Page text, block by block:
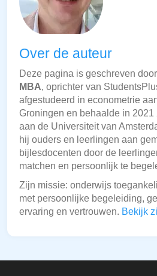
Over de auteur
Deze pagina is geschreven door
MBA, oprichter van
afgestudeerd in econometrie
Groningen en behaalde in
aan de Universiteit van
hij ouders en leerlingen aan
bijlesdocenten door de
matchen en persoonlijk te
Zijn missie: onderwijs
met persoonlijke begeleiding,
ervaring en vertrouwen. Bekijk